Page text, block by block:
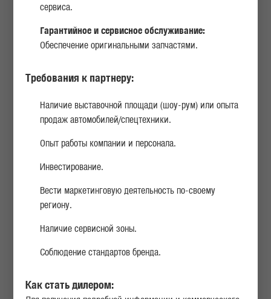
КАТЕГОРИИ
сервиса.
Гарантийное и сервисное обслуживание:
Обеспечение оригинальными запчастями.
Требования к партнеру:
Наличие выставочной площади (шоу-рум) или опыта
продаж автомобилей/спецтехники.
Опыт работы компании и персонала.
Инвестирование.
Вести маркетинговую деятельность по-своему
региону.
Наличие сервисной зоны.
Соблюдение стандартов бренда.
Как стать дилером: